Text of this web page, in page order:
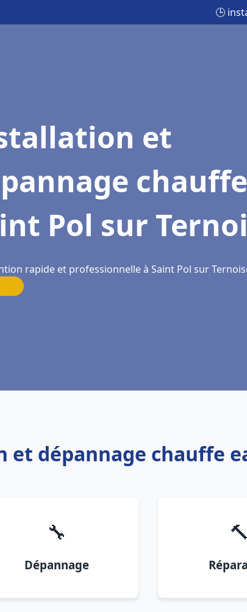
🕒
et
Pol sur
rapide et professionnelle à Saint Pol sur
dépannage chauffe
🔧
Dépannage
🔨